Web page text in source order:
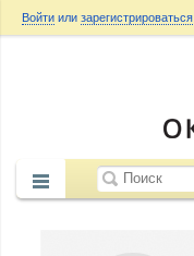
Войти или зарегистрироваться